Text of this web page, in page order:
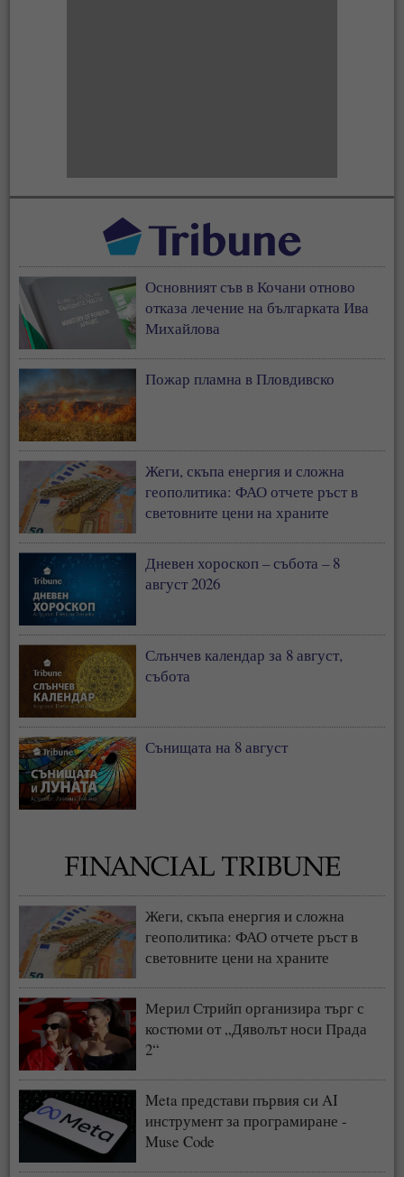
Основният съв в Кочани отново
отказа лечение на българката Ива
Михайлова
Пожар пламна в Пловдивско
Жеги, скъпа енергия и сложна
геополитика: ФАО отчете ръст в
световните цени на храните
Дневен хороскоп – събота – 8
август 2026
Слънчев календар за 8 август,
събота
Сънищата на 8 август
Жеги, скъпа енергия и сложна
геополитика: ФАО отчете ръст в
световните цени на храните
Мерил Стрийп организира търг с
костюми от „Дяволът носи Прада
2“
Meta представи първия си AI
инструмент за програмиране -
Muse Code